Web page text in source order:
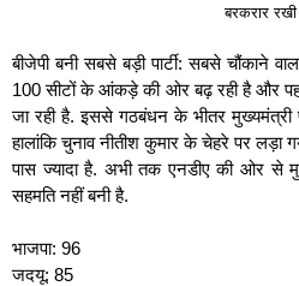
बरकरार रखी
बीजेपी बनी सबसे बड़ी पार्टी: सबसे चौंकाने
100 सीटों के आंकड़े की ओर बढ़ रही है और
जा रही है. इससे गठबंधन के भीतर
हालांकि चुनाव नीतीश कुमार के चेहरे पर लड़ा
पास ज्यादा है. अभी तक एनडीए की ओर से
सहमति नहीं बनी है.
भाजपा: 96
जदयू: 85